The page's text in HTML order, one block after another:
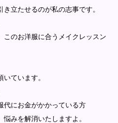
立たせるのが私の志事です。
のお洋服に合うメイクレッスン
ています。
にお金がかかっている方
みを解消いたしますよ。